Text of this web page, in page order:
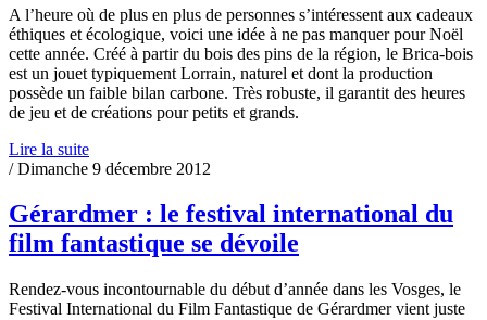
A l’heure où de plus en plus de personnes s’intéressent aux cadeaux
éthiques et écologique, voici une idée à ne pas manquer pour Noël
cette année. Créé à partir du bois des pins de la région, le Brica-bois
est un jouet typiquement Lorrain, naturel et dont la production
possède un faible bilan carbone. Très robuste, il garantit des heures
de jeu et de créations pour petits et grands.
Lire la suite
/ Dimanche 9 décembre 2012
Gérardmer : le festival international du
film fantastique se dévoile
Rendez-vous incontournable du début d’année dans les Vosges, le
Festival International du Film Fantastique de Gérardmer vient juste